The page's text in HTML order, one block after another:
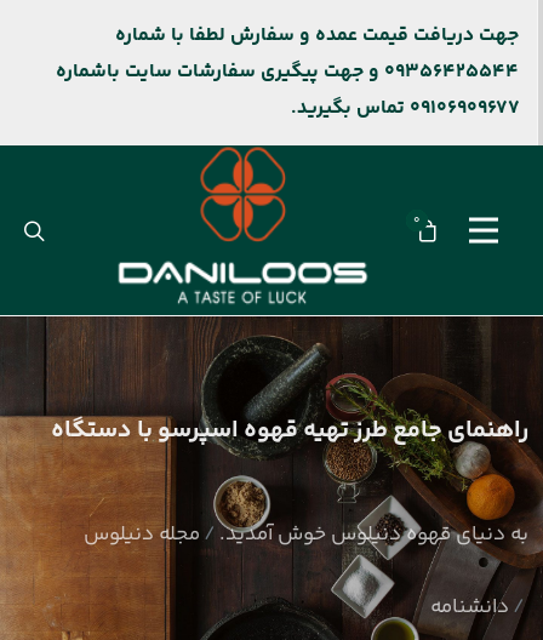
جهت دریافت قیمت عمده و سفارش لطفا با شماره
09356425544 و جهت پیگیری سفارشات سایت باشماره
09106909677 تماس بگیرید.
0
راهنمای جامع طرز تهیه قهوه اسپرسو با دستگاه
به دنیای قهوه دنیلوس خوش آمدید. مجله دنیلوس
دانشنامه